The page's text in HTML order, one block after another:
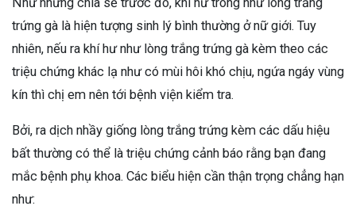
trứng gà là hiện tượng sinh lý bình thường ở nữ giới. Tuy
nhiên, nếu ra khí hư như lòng trắng trứng gà kèm theo các
triệu chứng khác lạ như có mùi hôi khó chịu, ngứa ngáy vùng
kín thì chị em nên tới bệnh viện kiểm tra.
Bởi, ra dịch nhầy giống lòng trắng trứng kèm các dấu hiệu
bất thường có thể là triệu chứng cảnh báo rằng bạn đang
mắc bệnh phụ khoa. Các biểu hiện cần thận trọng chẳng hạn
như: